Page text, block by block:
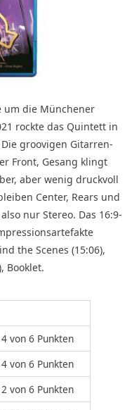
um die Münchener
rockte das Quintett in
groovigen Gitarren-
Front, Gesang klingt
aber wenig druckvoll
Center, Rears und
nur Stereo. Das 16:9-
the Scenes (15:06),
Booklet.
4 von 6 Punkten
4 von 6 Punkten
2 von 6 Punkten